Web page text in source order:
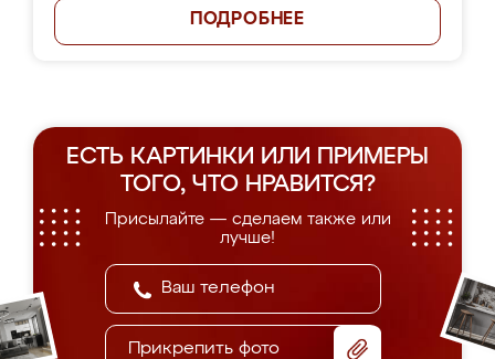
ПОДРОБНЕЕ
ЕСТЬ КАРТИНКИ ИЛИ ПРИМЕРЫ
ТОГО, ЧТО НРАВИТСЯ?
Присылайте — сделаем также или
лучше!
Прикрепить фото